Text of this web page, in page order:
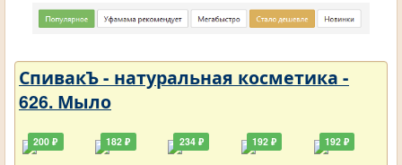
СпивакЪ - натуральная косметика -
626. Мыло
200 ₽ 182 ₽ 234 ₽ 192 ₽ 192 ₽